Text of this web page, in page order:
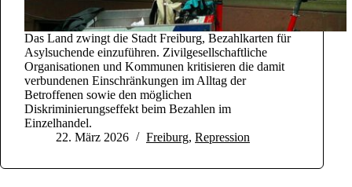
Das Land zwingt die Stadt Freiburg, Bezahlkarten für
Asylsuchende einzuführen. Zivilgesellschaftliche
Organisationen und Kommunen kritisieren die damit
verbundenen Einschränkungen im Alltag der
Betroffenen sowie den möglichen
Diskriminierungseffekt beim Bezahlen im
Einzelhandel.
22. März 2026
Freiburg, Repression